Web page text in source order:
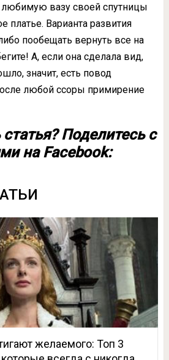
любимую вазу своей спутницы
платье. Варианта развития
пообещать вернуть все на
А, если она сделала вид,
значит, есть повод
любой ссоры примирение
Поделитесь с
на Facebook:
желаемого: Топ 3